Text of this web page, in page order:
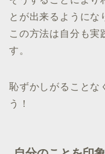
とが出来るようにな
この方法は自分も実
す。
恥ずかしがることな
う！